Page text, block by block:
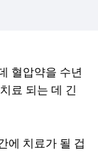
혈압약을 수년
료 되는 데 긴
에 치료가 될 겁